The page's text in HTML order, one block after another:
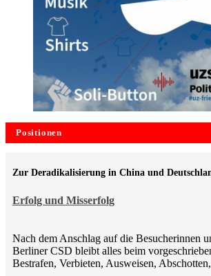
Positionen
Erfolg und Misserfolg
Zur Deradikalisierung in China und
Nach dem Anschlag auf die Besucherinnen
Berliner CSD bleibt alles beim
Bestrafen, Verbieten, Ausweisen,